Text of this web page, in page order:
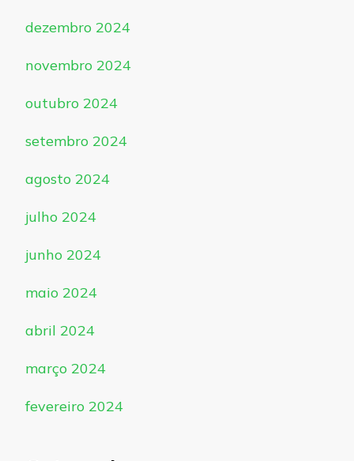
dezembro 2024
novembro 2024
outubro 2024
setembro 2024
agosto 2024
julho 2024
junho 2024
maio 2024
abril 2024
março 2024
fevereiro 2024